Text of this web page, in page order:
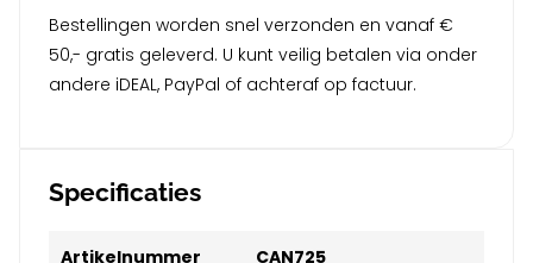
Bestellingen worden snel verzonden en vanaf €
50,- gratis geleverd. U kunt veilig betalen via onder
andere iDEAL, PayPal of achteraf op factuur.
Specificaties
Artikelnummer CAN725